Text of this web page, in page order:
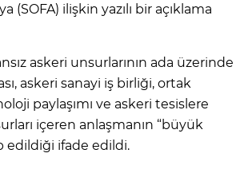
(SOFA) ilişkin yazılı bir açıklama
askeri unsurlarının ada üzerinde
askeri sanayi iş birliği, ortak
paylaşımı ve askeri tesislere
içeren anlaşmanın “büyük
edildiği ifade edildi.